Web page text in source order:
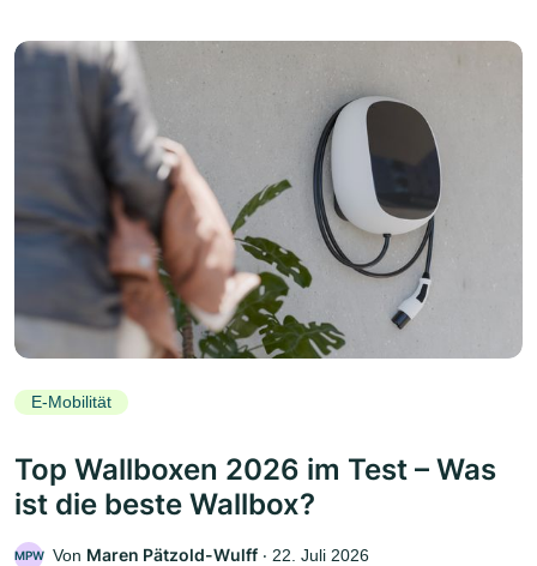
E-Mobilität
Top Wallboxen 2026 im Test – Was
ist die beste Wallbox?
MPW Von Maren Pätzold-Wulff ‧ 22. Juli 2026